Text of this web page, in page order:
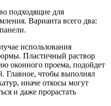
подходящие для
Варианта всего два:
использования
Пластичный раствор
оконного проема, подойдет
Главное, чтобы выполнял
иначе откосы могут
и даже прорастать